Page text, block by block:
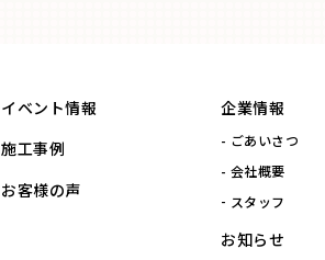
イベント情報
施工事例
お客様の声
企業情報
ごあいさつ
会社概要
スタッフ
お知らせ